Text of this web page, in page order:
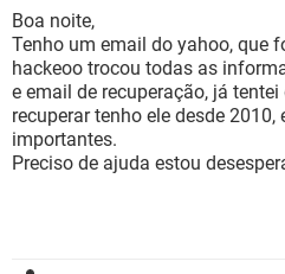
INSTAGRAM
GUIA DE COMPRAS
OUTLOOK
INSTAGRAM
GUIA DE COMPRAS
CELULAR
OUTLOOK
INSTAGRAM
GUIA DE COMPRAS
Boa noite,
Tenho um email do yahoo, que
hackeoo trocou todas as
e email de recuperação, já
recuperar tenho ele desde
importantes.
Preciso de ajuda estou